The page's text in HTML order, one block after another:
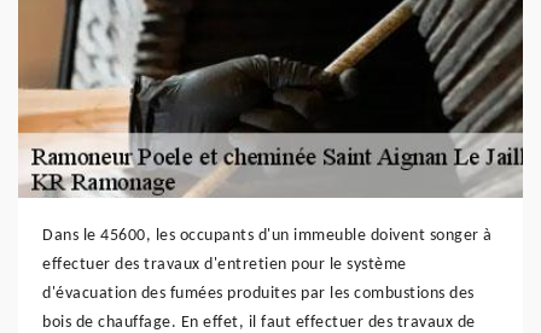
Dans le 45600, les occupants d'un immeuble doivent songer à
effectuer des travaux d'entretien pour le système
d'évacuation des fumées produites par les combustions des
bois de chauffage. En effet, il faut effectuer des travaux de